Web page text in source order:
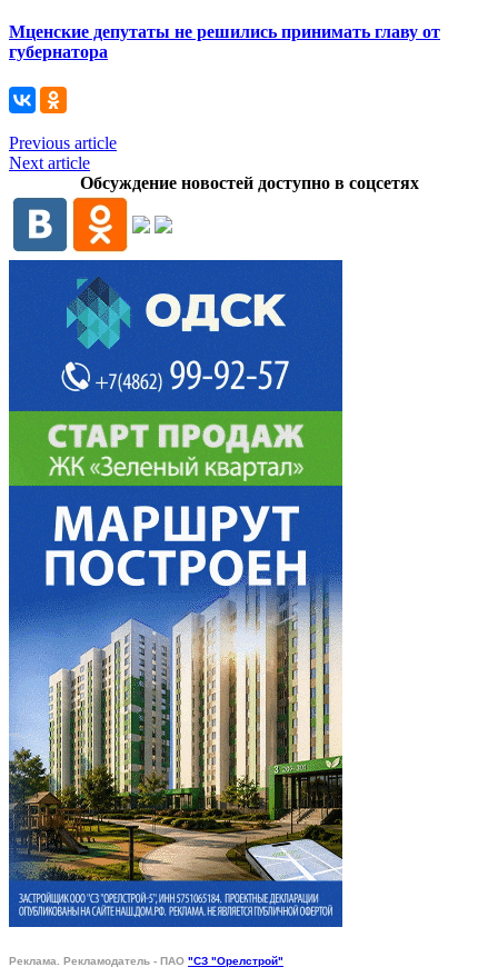
Мценские депутаты не решились принимать главу от
губернатора
Previous article
Next article
Обсуждение новостей доступно в соцсетях
Реклама. Рекламодатель - ПАО "СЗ "Орелстрой"